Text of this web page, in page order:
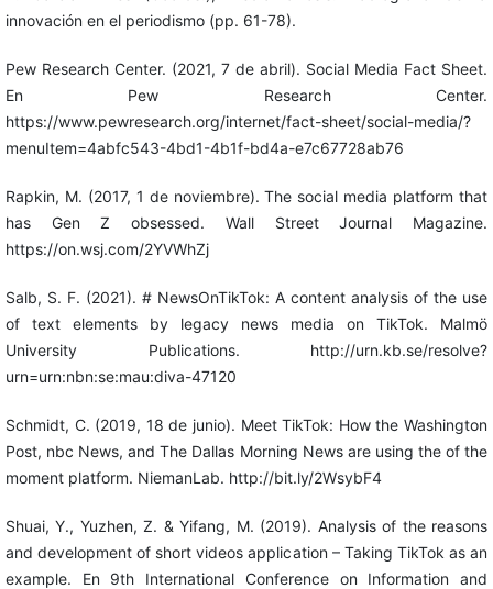
innovación en el periodismo (pp. 61-78).
Pew Research Center. (2021, 7 de abril). Social Media Fact Sheet.
En Pew Research Center.
https://www.pewresearch.org/internet/fact-sheet/social-media/?
menuItem=4abfc543-4bd1-4b1f-bd4a-e7c67728ab76
Rapkin, M. (2017, 1 de noviembre). The social media platform that
has Gen Z obsessed. Wall Street Journal Magazine.
https://on.wsj.com/2YVWhZj
Salb, S. F. (2021). # NewsOnTikTok: A content analysis of the use
of text elements by legacy news media on TikTok. Malmö
University Publications. http://urn.kb.se/resolve?
urn=urn:nbn:se:mau:diva-47120
Schmidt, C. (2019, 18 de junio). Meet TikTok: How the Washington
Post, nbc News, and The Dallas Morning News are using the of the
moment platform. NiemanLab. http://bit.ly/2WsybF4
Shuai, Y., Yuzhen, Z. & Yifang, M. (2019). Analysis of the reasons
and development of short videos application – Taking TikTok as an
example. En 9th International Conference on Information and